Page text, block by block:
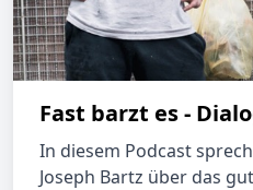
Fast barzt es -
In diesem Podcast
Joseph Bartz über das